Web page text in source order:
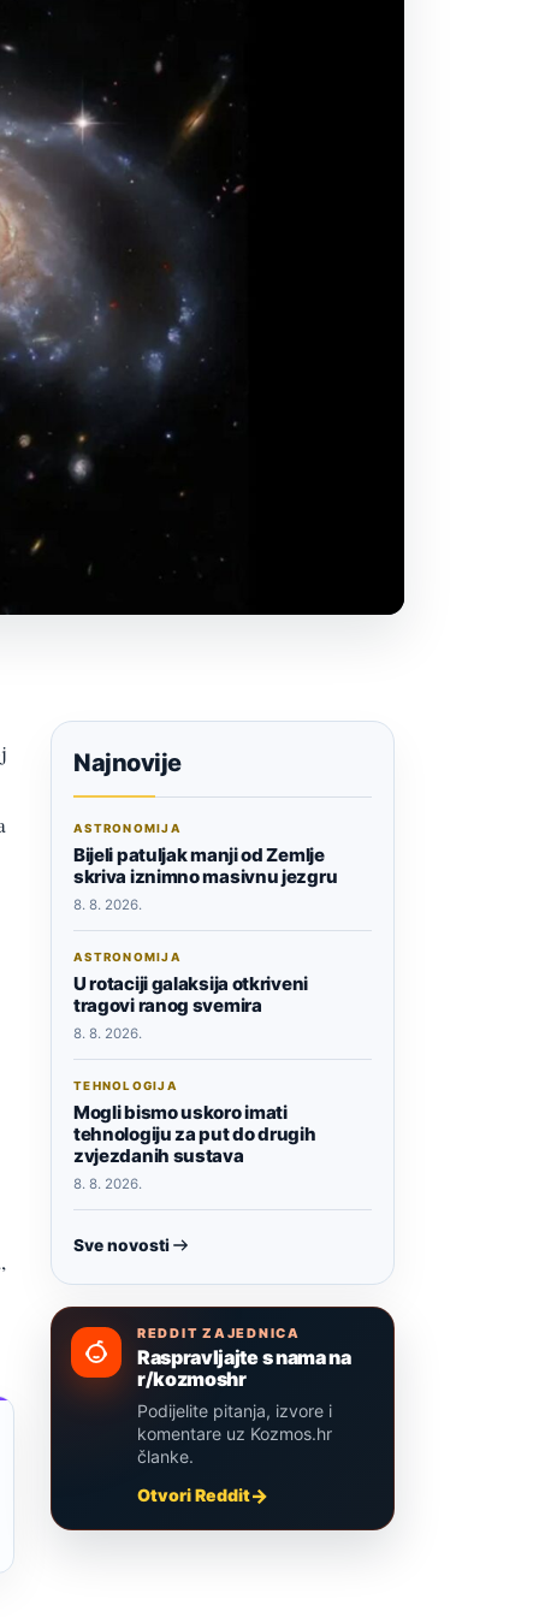
Najnovije
ASTRONOMIJA
Bijeli patuljak manji od Zemlje
skriva iznimno masivnu jezgru
8. 8. 2026.
ASTRONOMIJA
U rotaciji galaksija otkriveni
tragovi ranog svemira
8. 8. 2026.
TEHNOLOGIJA
Mogli bismo uskoro imati
tehnologiju za put do drugih
zvjezdanih sustava
8. 8. 2026.
Sve novosti
REDDIT ZAJEDNICA
Raspravljajte s nama na
r/kozmoshr
Podijelite pitanja, izvore i
komentare uz Kozmos.hr
članke.
Otvori Reddit